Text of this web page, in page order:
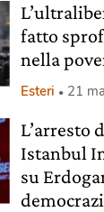
fatto
nella
Esteri 21
L’arresto
Istanbul
su